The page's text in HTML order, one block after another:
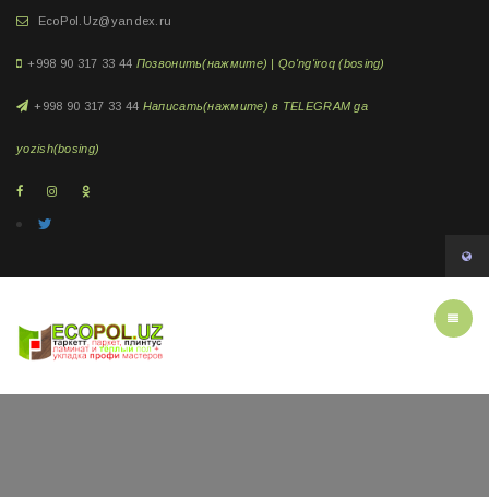
EcoPol.Uz@yandex.ru
+998 90 317 33 44 Позвонить(нажмите) | Qo'ng'iroq (bosing)
+998 90 317 33 44 Написать(нажмите) в TELEGRAM ga
yozish(bosing)